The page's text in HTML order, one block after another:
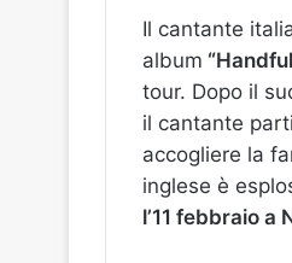
Il cantante
album
tour. Dopo il
il cantante
accogliere la
inglese è
l’11 febbraio